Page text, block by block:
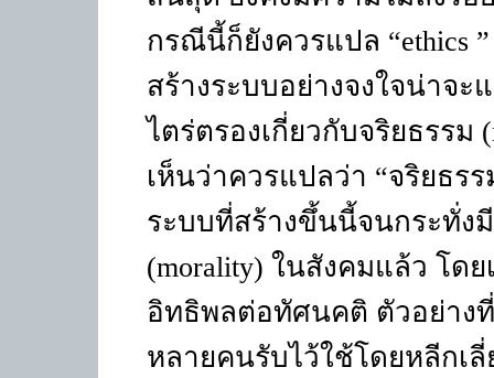
กรณีนี้ก็ยังควรแปล “ethics
สร้างระบบอย่างจงใจน่าจ
ไตร่ตรองเกี่ยวกับจริยธรรม
เห็นว่าควรแปลว่า “จริยธร
ระบบที่สร้างขึ้นนี้จนกระทั่ง
(morality) ในสังคมแล้ว โดย
อิทธิพลต่อทัศนคติ ตัวอย่าง
หลายคนรับไว้ใช้โดยหลีกเ